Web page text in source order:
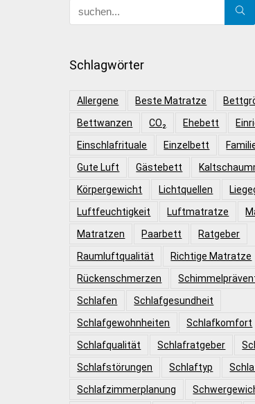
Schlagwörter
Allergene Beste Matratze
Bettwanzen
CO₂ Ehebett
Einschlafrituale
Einzelbett
Gute Luft
Gästebett
Körpergewicht
Lichtquellen
Luftfeuchtigkeit
Luftmatratze
Matratzen
Paarbett
Ratgeber
Raumluftqualität
Richtige Matratze
Rückenschmerzen
Schlafen
Schlafgesundheit
Schlafgewohnheiten
Schlafkomfort
Schlafqualität
Schlafratgeber
Schlafstörungen
Schlaftyp
Schlafzimmerplanung